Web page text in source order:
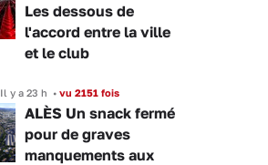
Les dessous de
l'accord entre la ville
et le club
Il y a 23 h • vu 2151 fois
ALÈS Un snack fermé
pour de graves
manquements aux